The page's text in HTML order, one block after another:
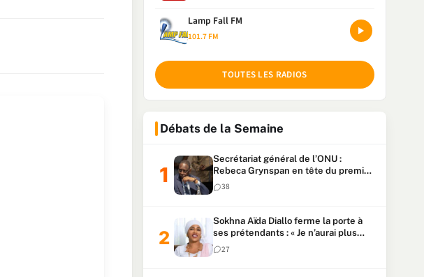
Lamp Fall FM
101.7 FM
TOUTES LES RADIOS
Débats de la Semaine
Secrétariat général de l’ONU :
Rebeca Grynspan en tête du premier
vote, Macky Sall pointe à la 5ᵉ place
38
Sokhna Aïda Diallo ferme la porte à
ses prétendants : « Je n’aurai plus
jamais un autre mari »
27